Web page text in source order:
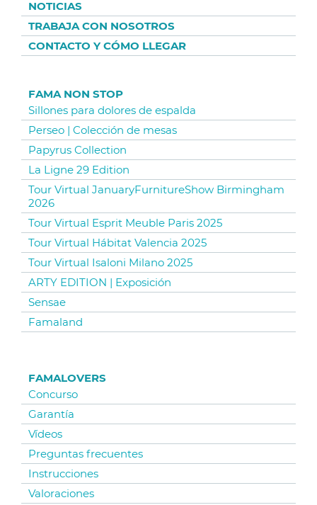
NOTICIAS
TRABAJA CON NOSOTROS
CONTACTO Y CÓMO LLEGAR
FAMA NON STOP
Sillones para dolores de espalda
Perseo | Colección de mesas
Papyrus Collection
La Ligne 29 Edition
Tour Virtual JanuaryFurnitureShow Birmingham
2026
Tour Virtual Esprit Meuble Paris 2025
Tour Virtual Hábitat Valencia 2025
Tour Virtual Isaloni Milano 2025
ARTY EDITION | Exposición
Sensae
Famaland
FAMALOVERS
Concurso
Garantía
Vídeos
Preguntas frecuentes
Instrucciones
Valoraciones